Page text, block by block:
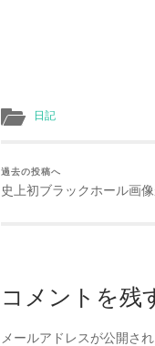
日記
過去の投稿へ
史上初ブラックホール画
コメントを残
メールアドレスが公開さ